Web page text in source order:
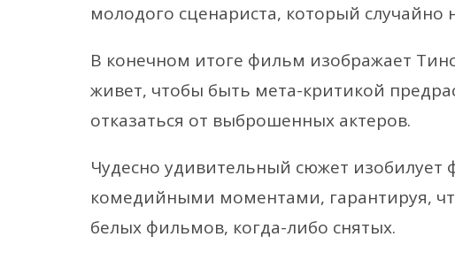
молодого сценариста, который случайно
В конечном итоге фильм изображает
живет, чтобы быть мета-критикой
отказаться от выброшенных актеров.
Чудесно удивительный сюжет изобилует
комедийными моментами, гарантируя,
белых фильмов, когда-либо снятых.